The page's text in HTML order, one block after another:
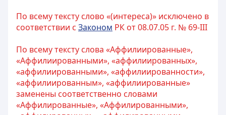
По всему тексту слово «(интереса)» исключено в
соответствии с Законом РК от 08.07.05 г. № 69-III
По всему тексту слова «Аффилиированные»,
«Аффилиированными», «аффилиированных»,
«аффилиированными», «аффилиированности»,
«аффилиированным», «аффилиированные»
заменены соответственно словами
«Аффилированные», «Аффилированными»,